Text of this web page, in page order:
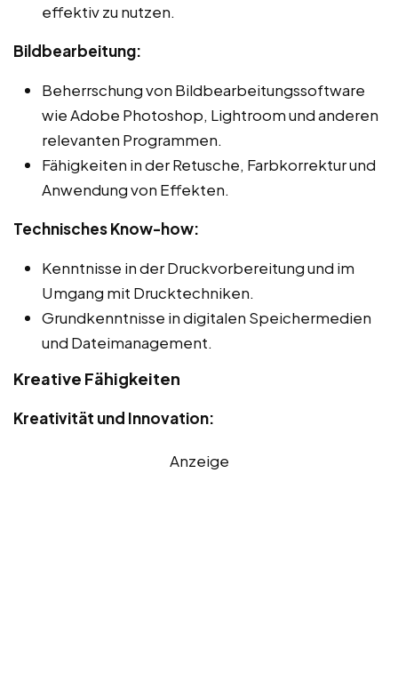
effektiv zu nutzen.
Bildbearbeitung:
Beherrschung von Bildbearbeitungssoftware
wie Adobe Photoshop, Lightroom und anderen
relevanten Programmen.
Fähigkeiten in der Retusche, Farbkorrektur und
Anwendung von Effekten.
Technisches Know-how:
Kenntnisse in der Druckvorbereitung und im
Umgang mit Drucktechniken.
Grundkenntnisse in digitalen Speichermedien
und Dateimanagement.
Kreative Fähigkeiten
Kreativität und Innovation:
Anzeige